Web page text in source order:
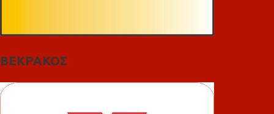
ΒΕΚΡΑΚΟΣ